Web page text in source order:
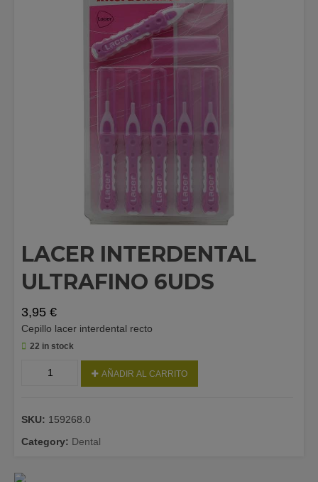
LACER INTERDENTAL
ULTRAFINO 6UDS
3,95 €
Cepillo lacer interdental recto
22 in stock
quantity
AÑADIR AL CARRITO
SKU: 159268.0
Category: Dental